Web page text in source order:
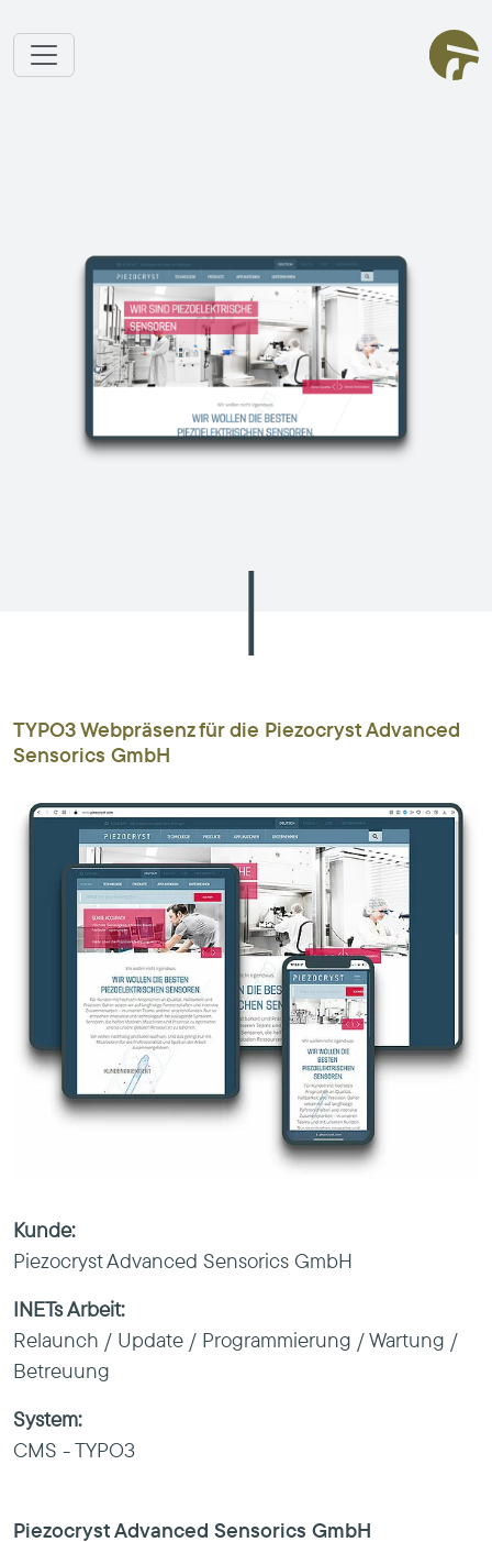
TYPO3 Webpräsenz für die Piezocryst Advanced
Sensorics GmbH
Kunde:
Piezocryst Advanced Sensorics GmbH
INETs Arbeit:
Relaunch / Update / Programmierung / Wartung /
Betreuung
System:
CMS - TYPO3
Piezocryst Advanced Sensorics GmbH